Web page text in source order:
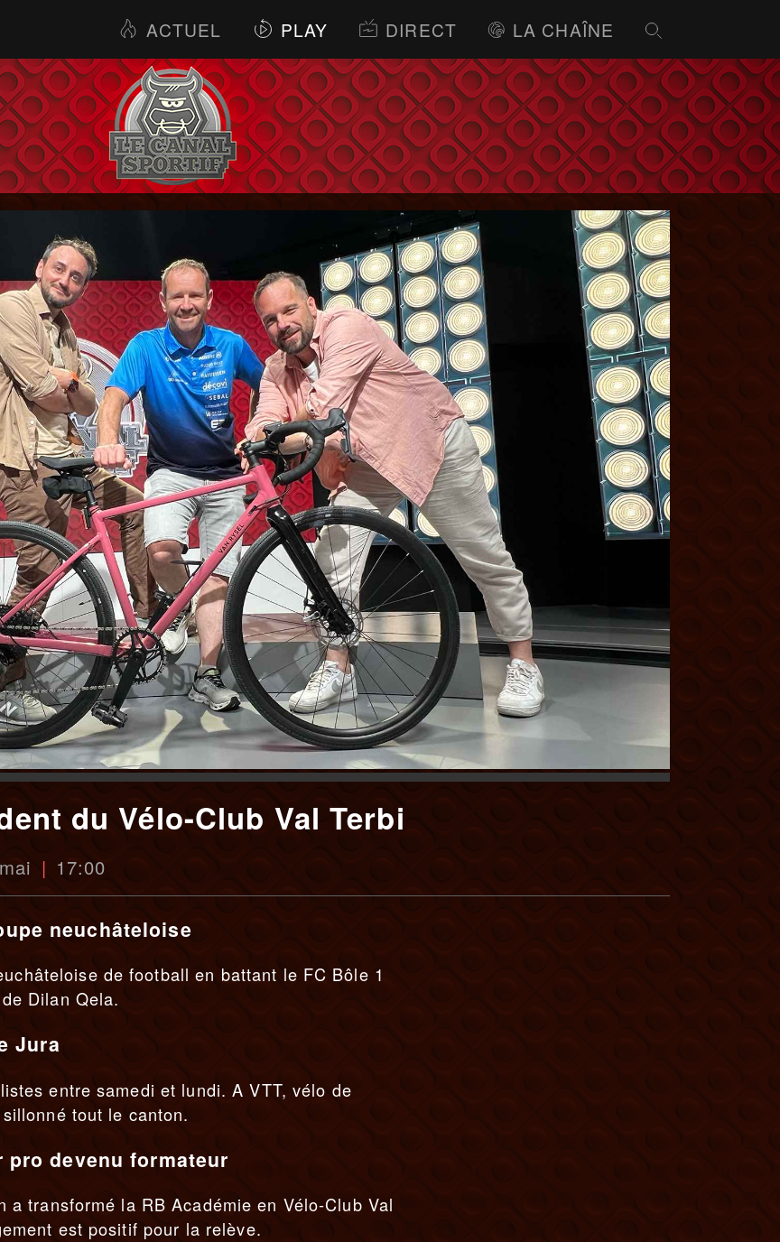
ACTUEL PLAY DIRECT LA CHAÎNE
du Vélo-Club Val Terbi
17:00
neuchâteloise
de football en battant le FC Bôle 1
Dilan Qela.
Jura
entre samedi et lundi. A VTT, vélo de
tout le canton.
devenu formateur
transformé la RB Académie en Vélo-Club Val
est positif pour la relève.